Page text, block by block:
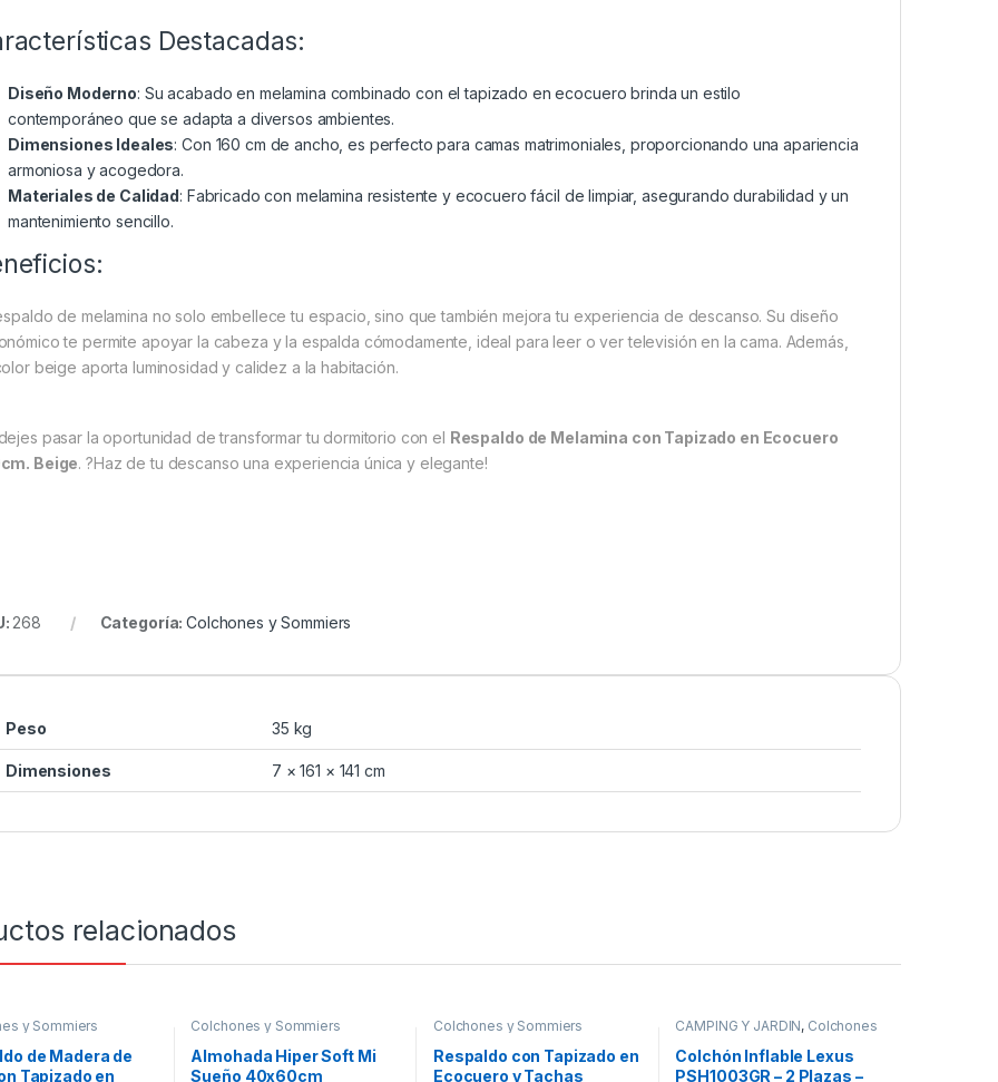
Destacadas:
Diseño Moderno: Su acabado en melamina combinado con el tapizado en ecocuero brinda un estilo
contemporáneo que se adapta a diversos ambientes.
Dimensiones Ideales: Con 160 cm de ancho, es perfecto para camas matrimoniales, proporcionando una apariencia
armoniosa y acogedora.
Materiales de Calidad: Fabricado con melamina resistente y ecocuero fácil de limpiar, asegurando durabilidad y un
mantenimiento sencillo.
de melamina no solo embellece tu espacio, sino que también mejora tu experiencia de descanso. Su diseño
te permite apoyar la cabeza y la espalda cómodamente, ideal para leer o ver televisión en la cama. Además,
beige aporta luminosidad y calidez a la habitación.
pasar la oportunidad de transformar tu dormitorio con el Respaldo de Melamina con Tapizado en Ecocuero
Beige. ?Haz de tu descanso una experiencia única y elegante!
268 Categoría:Colchones y Sommiers
Peso 35 kg
Dimensiones 7 × 161 × 141 cm
relacionados
y Sommiers
de Madera de
Tapizado en
Colchones y Sommiers
Almohada Hiper Soft Mi
Sueño 40x60cm
Colchones y Sommiers
Respaldo con Tapizado en
Ecocuero y Tachas
CAMPING Y JARDIN, Colchones
Colchón Inflable Lexus
PSH1003GR – 2 Plazas –